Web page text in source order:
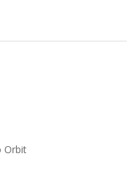
Orbit